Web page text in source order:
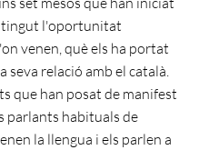
tingut l'oportunitat
venen, què els ha portat
seva relació amb el català.
que han posat de manifest
parlants habituals de
la llengua i els parlen a